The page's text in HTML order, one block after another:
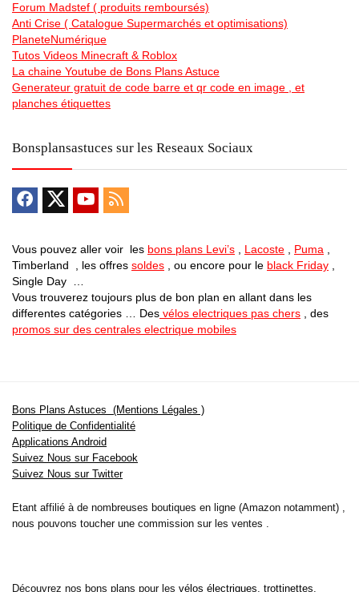
Forum Madstef ( produits remboursés)
Anti Crise ( Catalogue Supermarchés et optimisations)
PlaneteNumérique
Tutos Videos Minecraft & Roblox
La chaine Youtube de Bons Plans Astuce
Generateur gratuit de code barre et qr code en image , et
planches étiquettes
Bonsplansastuces sur les Reseaux Sociaux
Vous pouvez aller voir les bons plans Levi’s Lacoste Puma
Timberland , les offres soldes , ou encore pour le black Friday
Single Day …
Vous trouverez toujours plus de bon plan en allant dans les
differentes catégories … Des vélos electriques pas chers , des
promos sur des centrales electrique mobiles
Bons Plans Astuces (Mentions Légales )
Politique de Confidentialité
Applications Android
Suivez Nous sur Facebook
Suivez Nous sur Twitter
Etant affilié à de nombreuses boutiques en ligne (Amazon notamment) ,
nous pouvons toucher une commission sur les ventes .
Découvrez nos bons plans pour les vélos électriques trottinettes